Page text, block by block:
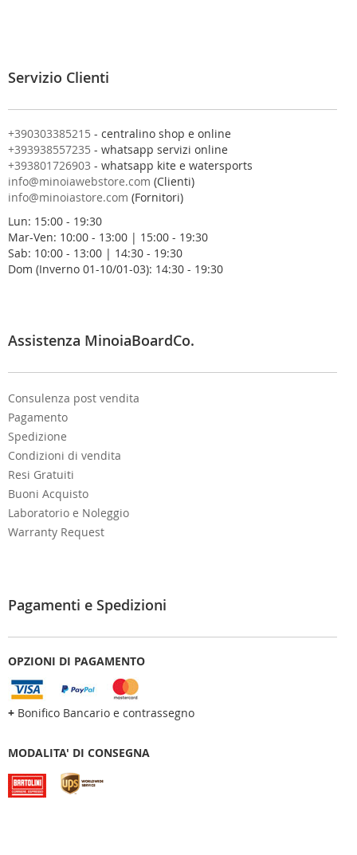
l
n
o
s
t
r
a
e
w
s
l
e
:
Servizio Clienti
+390303385215 - centralino shop e online
+393938557235 - whatsapp servizi online
+393801726903 - whatsapp kite e watersports
info@minoiawebstore.com (Clienti)
info@minoiastore.com (Fornitori)
Lun: 15:00 - 19:30
Mar-Ven: 10:00 - 13:00 | 15:00 - 19:30
Sab: 10:00 - 13:00 | 14:30 - 19:30
Dom (Inverno 01-10/01-03): 14:30 - 19:30
Assistenza MinoiaBoardCo.
Consulenza post vendita
Pagamento
Spedizione
Condizioni di vendita
Resi Gratuiti
Buoni Acquisto
Laboratorio e Noleggio
Warranty Request
Pagamenti e Spedizioni
OPZIONI DI PAGAMENTO
+ Bonifico Bancario e contrassegno
MODALITA' DI CONSEGNA